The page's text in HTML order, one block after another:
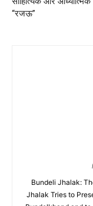
“रजऊ”
Bundeli Jhalak:
Jhalak Tries to